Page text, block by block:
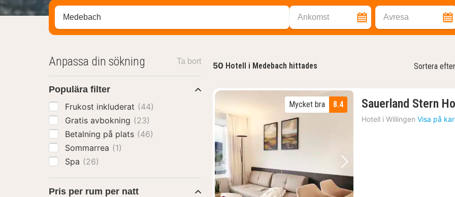
Sök efter hotell, område eller stad Ankomst Avresa
50 Hotell i Medebach hittades Sortera efter
Föregående bild Nästa bild
8.4
Mycket bra Sauerland Stern
Hotell i Willingen Visa på
Anpassa din sökning Ta bort
Populära filter
Frukost inkluderat (44)
Gratis avbokning (23)
Betalning på plats (46)
Sommarrea (1)
Spa (26)
Pris per rum per natt